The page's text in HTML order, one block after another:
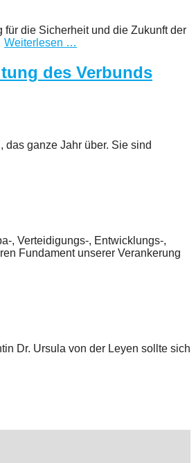
die Sicherheit und die Zukunft der
Weiterlesen …
des Verbunds
ganze Jahr über. Sie sind
, Verteidigungs-, Entwicklungs-,
Fundament unserer Verankerung
Dr. Ursula von der Leyen sollte sich